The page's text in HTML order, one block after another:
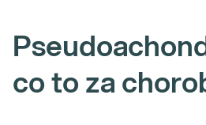
co to za